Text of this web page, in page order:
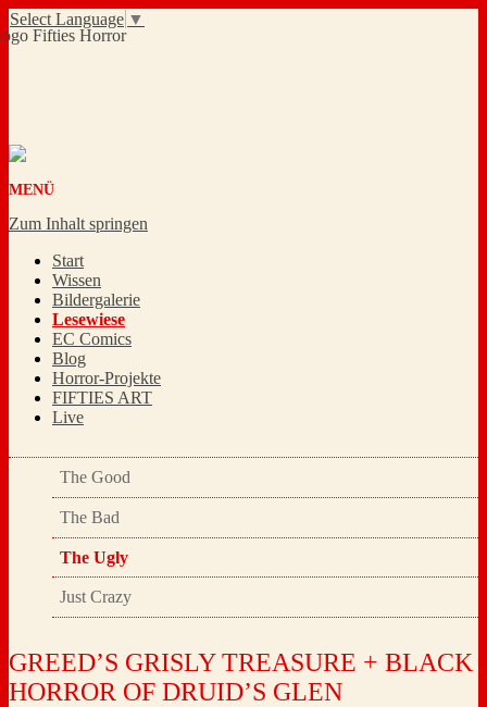
MENÜ
Zum Inhalt springen
Start
Wissen
Bildergalerie
Lesewiese
EC Comics
Blog
Horror-Projekte
FIFTIES ART
Live
Select Language ▼
The Good
The Bad
The Ugly
Just Crazy
GREED’S GRISLY TREASURE + BLACK
HORROR OF DRUID’S GLEN